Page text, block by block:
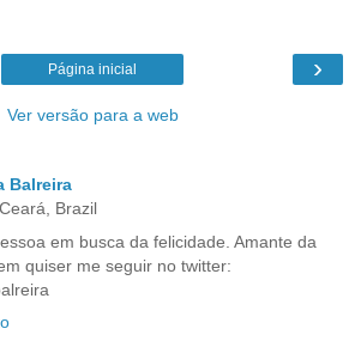
›
Página inicial
Ver versão para a web
Balreira
Brazil
em busca da felicidade. Amante da
quiser me seguir no twitter: